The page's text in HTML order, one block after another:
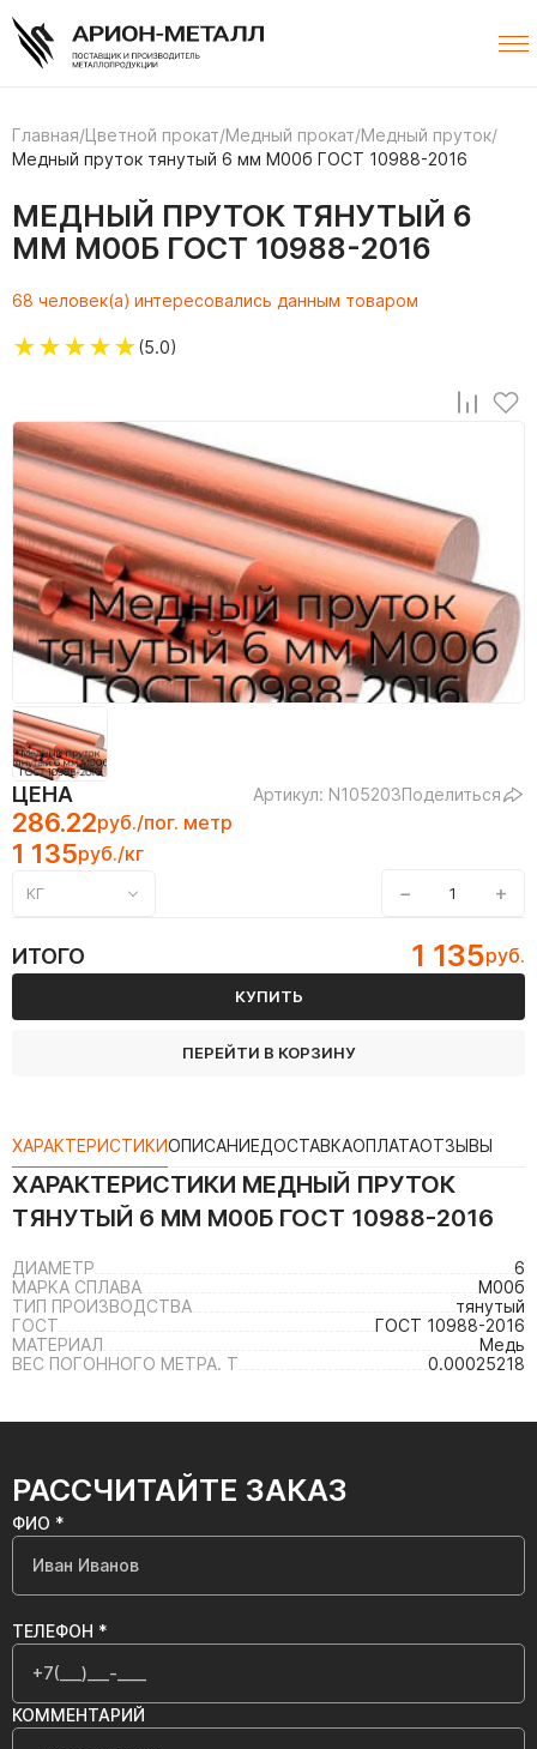
Главная/Цветной прокат/Медный прокат/Медный пруток/
Медный пруток тянутый 6 мм М00б ГОСТ 10988-2016
МЕДНЫЙ ПРУТОК ТЯНУТЫЙ 6
ММ М00Б ГОСТ 10988-2016
68 человек(а) интересовались данным товаром
★★★★★(5.0)
ЦЕНА Артикул: N105203Поделиться
286.22руб./пог. метр
1 135руб./кг
КГ − +
ИТОГО 1 135руб.
КУПИТЬ
ПЕРЕЙТИ В КОРЗИНУ
ХАРАКТЕРИСТИКИОПИСАНИЕДОСТАВКАОПЛАТАОТЗЫВЫ
ХАРАКТЕРИСТИКИ МЕДНЫЙ ПРУТОК
ТЯНУТЫЙ 6 ММ М00Б ГОСТ 10988-2016
ДИАМЕТР
6
МАРКА СПЛАВА
М00б
ТИП ПРОИЗВОДСТВА
тянутый
ГОСТ
ГОСТ 10988-2016
МАТЕРИАЛ
Медь
ВЕС ПОГОННОГО МЕТРА. Т
0.00025218
РАССЧИТАЙТЕ ЗАКАЗ
ФИО *
ТЕЛЕФОН *
КОММЕНТАРИЙ